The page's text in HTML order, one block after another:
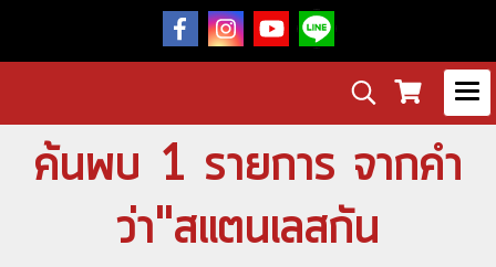
ค้นพบ 1 รายการ จากคำ
ว่า"สแตนเลสกัน